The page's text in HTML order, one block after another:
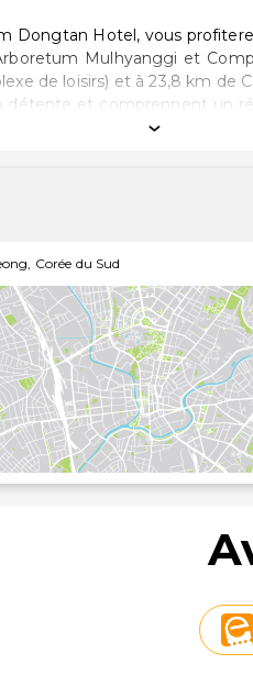
Dongtan Hotel, vous
Mulhyanggi et Complexe
de loisirs) et à 23,8 km de
détente et comprennent un
câblé vous permet de rester
un téléphone, mais
déjeuner buffet est servi en semaine
de 07 h 00 à 10 h 30 (en
ouvert 24 heures sur 24,
24. Cet hôtel dispose de 2
d'un supplément,
payant sans service
au dixième de
Hee - 5,8 km
6,2 km
, Corée du Sud